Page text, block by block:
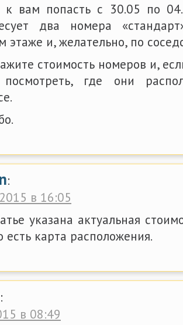
к вам попасть с 30.05 по
два номера
этаже и, желательно, по
стоимость номеров и,
где они
:
в 16:05
указана актуальная
есть карта расположения.
:
в 08:49